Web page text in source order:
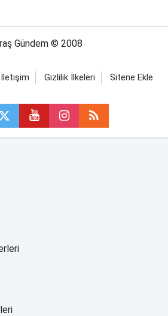
Gündem © 2008
İletişim Gizlilik İlkeleri Sitene Ekle